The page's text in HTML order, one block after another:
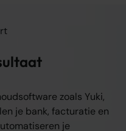
zoals Yuki,
je bank, facturatie en
je